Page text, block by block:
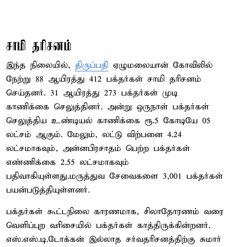
சாமி தரிசனம்
இந்த நிலையில், திருப்பதி ஏழுமலையான் கோவிலில்
நேற்று 88 ஆயிரத்து 412 பக்தர்கள் சாமி தரிசனம்
செய்தனர். 31 ஆயிரத்து 273 பக்தர்கள் முடி
காணிக்கை செலுத்தினர். அன்று ஒருநாள் பக்தர்கள்
செலுத்திய உண்டியல் காணிக்கை ரூ.5 கோடியே 05
லட்சம் ஆகும். மேலும், லட்டு விற்பனை 4.24
லட்சமாகவும், அன்னபிரசாதம் பெற்ற பக்தர்கள்
எண்ணிக்கை 2.55 லட்சமாகவும்
பதிவாகியுள்ளது.மருத்துவ சேவைகளை 3,001 பக்தர்கள்
பயன்படுத்தியுள்ளனர்.
பக்தர்கள் கூட்டநிலை காரணமாக, சிலாதோரணம் வரை
வெளிப்புற வரிசையில் பக்தர்கள் காத்திருக்கின்றனர்.
எஸ்.எஸ்.டி.டோக்கன் இல்லாத சர்வதரிசனத்திற்கு சுமார்